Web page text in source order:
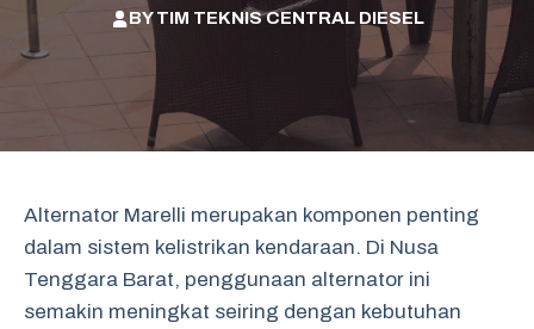
BYTIM TEKNIS CENTRAL DIESEL
Alternator Marelli merupakan komponen penting
dalam sistem kelistrikan kendaraan. Di Nusa
Tenggara Barat, penggunaan alternator ini
semakin meningkat seiring dengan kebutuhan